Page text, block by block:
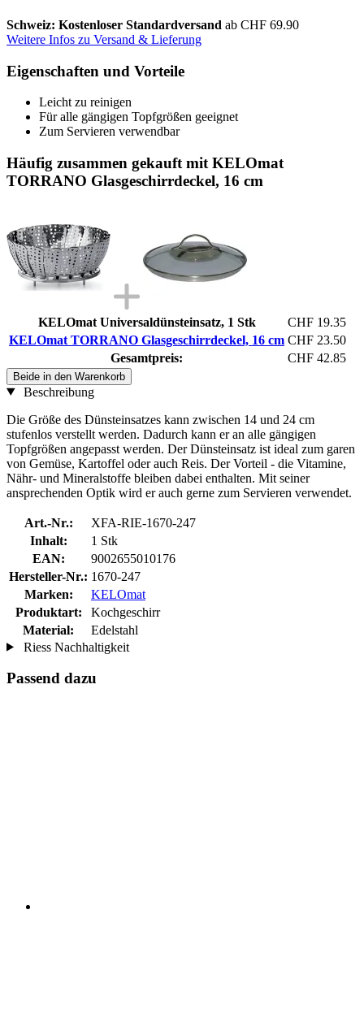
Schweiz: Kostenloser Standardversand ab CHF 69.90
Weitere Infos zu Versand & Lieferung
Eigenschaften und Vorteile
Leicht zu reinigen
Für alle gängigen Topfgrößen geeignet
Zum Servieren verwendbar
Häufig zusammen gekauft mit KELOmat
TORRANO Glasgeschirrdeckel, 16 cm
KELOmat Universaldünsteinsatz, 1 Stk
CHF 19.35
KELOmat TORRANO Glasgeschirrdeckel, 16 cm CHF 23.50
Gesamtpreis:
CHF 42.85
Beide in den Warenkorb
Beschreibung
Die Größe des Dünsteinsatzes kann zwischen 14 und 24 cm
stufenlos verstellt werden. Dadurch kann er an alle gängigen
Topfgrößen angepasst werden. Der Dünsteinsatz ist ideal zum garen
von Gemüse, Kartoffel oder auch Reis. Der Vorteil - die Vitamine,
Nähr- und Mineralstoffe bleiben dabei enthalten. Mit seiner
ansprechenden Optik wird er auch gerne zum Servieren verwendet.
Art.-Nr.:
XFA-RIE-1670-247
Inhalt:
1 Stk
EAN:
9002655010176
Hersteller-Nr.: 1670-247
Marken:
KELOmat
Produktart:
Kochgeschirr
Material:
Edelstahl
Riess Nachhaltigkeit
Passend dazu